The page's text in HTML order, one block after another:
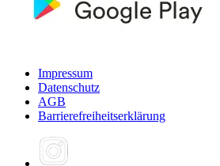
Impressum
Datenschutz
AGB
Barrierefreiheitserklärung